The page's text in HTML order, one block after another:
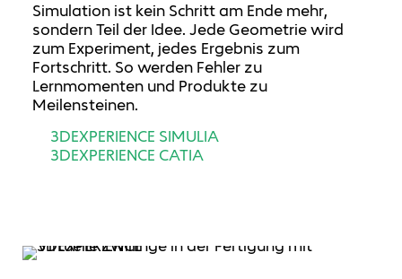
Simulation ist kein Schritt am Ende mehr,
sondern Teil der Idee. Jede Geometrie wird
zum Experiment, jedes Ergebnis zum
Fortschritt. So werden Fehler zu
Lernmomenten und Produkte zu
Meilensteinen.
3DEXPERIENCE SIMULIA
3DEXPERIENCE CATIA